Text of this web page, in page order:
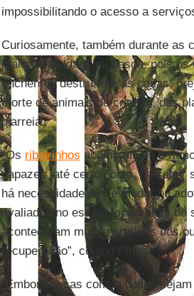
impossibilitando o acesso a
Curiosamente, também durante as
maior dificuldade na pesca, pois
enchentes destruíram as casas,
morte de animais de criação, das
diarreia.
“Os ribeirinhos acompanham o
capazes, até certo ponto, de saber
há necessidade de se mudar ou
avaliados no estudo foram além de
aconteceram muito perto uns dos
recuperação”, contou Pinho.
“Embora essas comunidades